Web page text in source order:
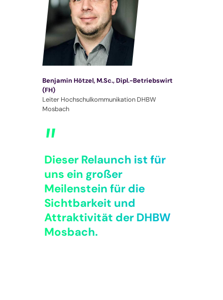
Dieser Relaunch ist für
uns ein großer
Meilenstein für die
Sichtbarkeit und
Attraktivität der DHBW
Mosbach.
Benjamin Hötzel, M.Sc., Dipl.-Betriebswirt
(FH)
Leiter Hochschulkommunikation DHBW
Mosbach